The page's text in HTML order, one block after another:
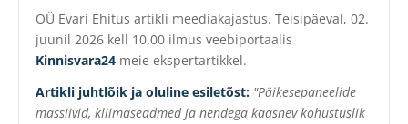
OÜ Evari Ehitus artikli meediakajastus. Teisipäeval, 02.
juunil 2026 kell 10.00 ilmus veebiportaalis
Kinnisvara24 meie ekspertartikkel.
Artikli juhtlõik ja oluline esiletõst: "Päikesepaneelide
massiivid, kliimaseadmed ja nendega kaasnev kohustuslik